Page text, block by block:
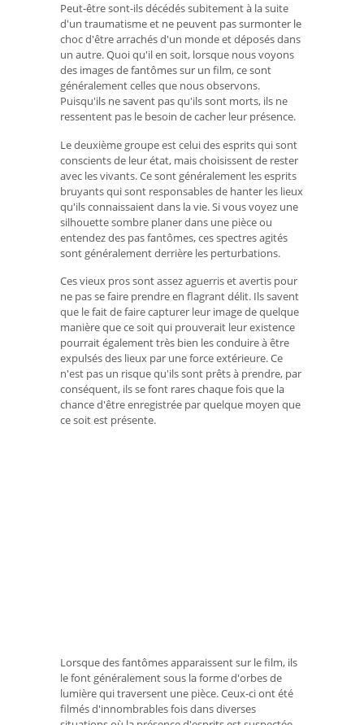
Peut-être sont-ils décédés subitement à la suite
d'un traumatisme et ne peuvent pas surmonter le
choc d'être arrachés d'un monde et déposés dans
un autre. Quoi qu'il en soit, lorsque nous voyons
des images de fantômes sur un film, ce sont
généralement celles que nous observons.
Puisqu'ils ne savent pas qu'ils sont morts, ils ne
ressentent pas le besoin de cacher leur présence.
Le deuxième groupe est celui des esprits qui sont
conscients de leur état, mais choisissent de rester
avec les vivants. Ce sont généralement les esprits
bruyants qui sont responsables de hanter les lieux
qu'ils connaissaient dans la vie. Si vous voyez une
silhouette sombre planer dans une pièce ou
entendez des pas fantômes, ces spectres agités
sont généralement derrière les perturbations.
Ces vieux pros sont assez aguerris et avertis pour
ne pas se faire prendre en flagrant délit. Ils savent
que le fait de faire capturer leur image de quelque
manière que ce soit qui prouverait leur existence
pourrait également très bien les conduire à être
expulsés des lieux par une force extérieure. Ce
n'est pas un risque qu'ils sont prêts à prendre, par
conséquent, ils se font rares chaque fois que la
chance d'être enregistrée par quelque moyen que
ce soit est présente.
Lorsque des fantômes apparaissent sur le film, ils
le font généralement sous la forme d'orbes de
lumière qui traversent une pièce. Ceux-ci ont été
filmés d'innombrables fois dans diverses